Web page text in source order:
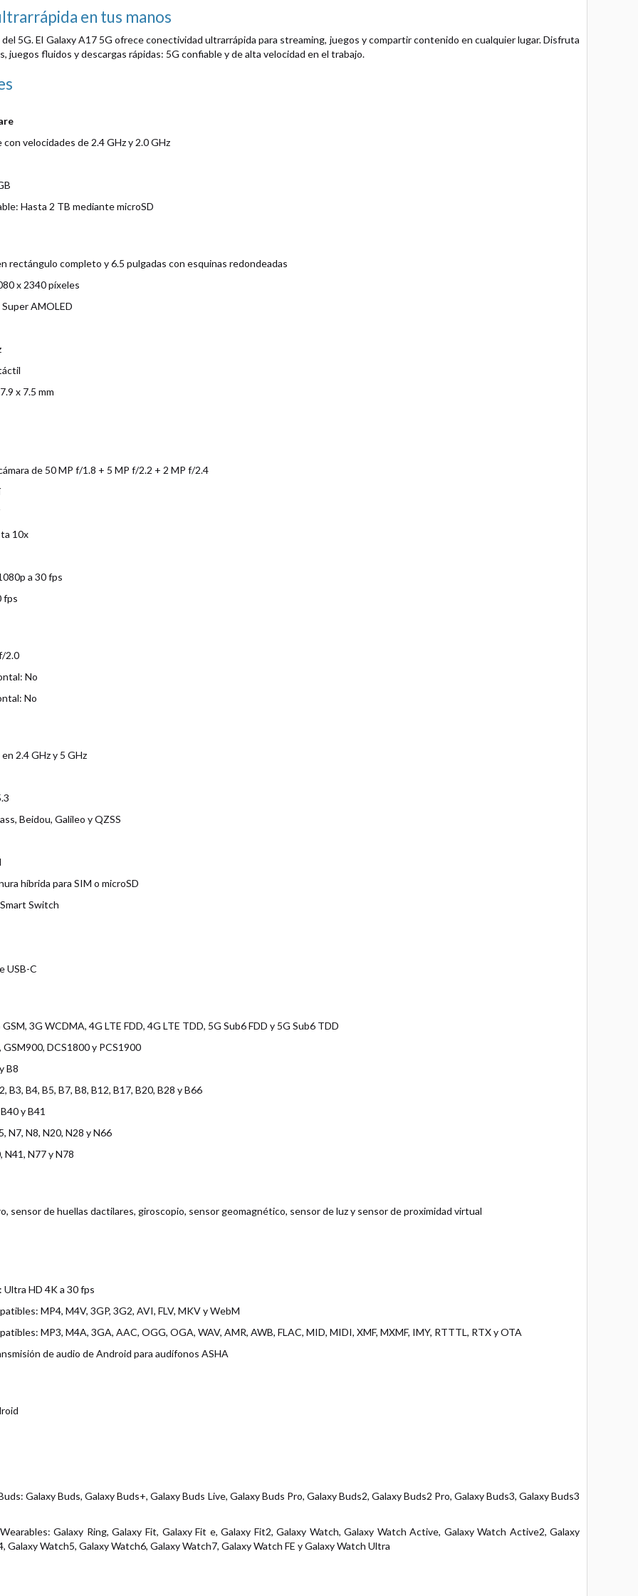
en tus manos
5G. El Galaxy A17 5G ofrece conectividad ultrarrápida para streaming, juegos y compartir contenido en cualquier lugar. Disfruta
juegos fluidos y descargas rápidas: 5G confiable y de alta velocidad en el trabajo.
velocidades de 2.4 GHz y 2.0 GHz
Hasta 2 TB mediante microSD
rectángulo completo y 6.5 pulgadas con esquinas redondeadas
x 2340 píxeles
AMOLED
x 7.5 mm
de 50 MP f/1.8 + 5 MP f/2.2 + 2 MP f/2.4
10x
a 30 fps
fps
2.0
No
No
2.4 GHz y 5 GHz
Beidou, Galileo y QZSS
híbrida para SIM o microSD
Switch
USB-C
3G WCDMA, 4G LTE FDD, 4G LTE TDD, 5G Sub6 FDD y 5G Sub6 TDD
DCS1800 y PCS1900
B8
B3, B4, B5, B7, B8, B12, B17, B20, B28 y B66
y B41
N7, N8, N20, N28 y N66
N41, N77 y N78
sensor de huellas dactilares, giroscopio, sensor geomagnético, sensor de luz y sensor de proximidad virtual
HD 4K a 30 fps
MP4, M4V, 3GP, 3G2, AVI, FLV, MKV y WebM
MP3, M4A, 3GA, AAC, OGG, OGA, WAV, AMR, AWB, FLAC, MID, MIDI, XMF, MXMF, IMY, RTTTL, RTX y OTA
de audio de Android para audífonos ASHA
Galaxy Buds, Galaxy Buds+, Galaxy Buds Live, Galaxy Buds Pro, Galaxy Buds2, Galaxy Buds2 Pro, Galaxy Buds3, Galaxy Buds3
Galaxy Ring, Galaxy Fit, Galaxy Fit e, Galaxy Fit2, Galaxy Watch, Galaxy Watch Active, Galaxy Watch Active2, Galaxy
Galaxy Watch5, Galaxy Watch6, Galaxy Watch7, Galaxy Watch FE y Galaxy Watch Ultra